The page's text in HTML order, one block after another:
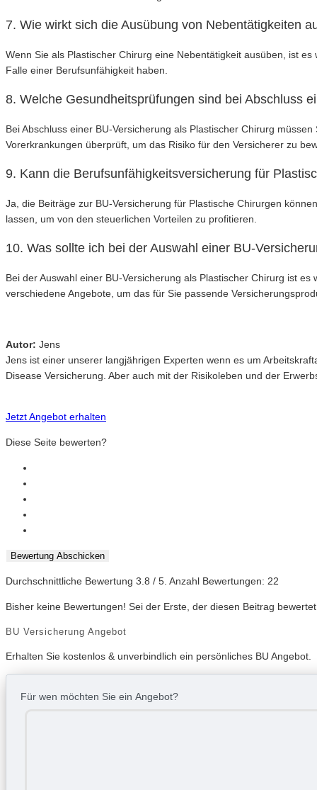
7. Wie wirkt sich die Ausübung von Nebentätigkeiten
Wenn Sie als Plastischer Chirurg eine Nebentätigkeit ausüben, ist
Falle einer Berufsunfähigkeit haben.
8. Welche Gesundheitsprüfungen sind bei Abschluss
Bei Abschluss einer BU-Versicherung als Plastischer Chirurg
Vorerkrankungen überprüft, um das Risiko für den Versicherer zu
9. Kann die Berufsunfähigkeitsversicherung für
Ja, die Beiträge zur BU-Versicherung für Plastische Chirurgen
lassen, um von den steuerlichen Vorteilen zu profitieren.
10. Was sollte ich bei der Auswahl einer BU-
Bei der Auswahl einer BU-Versicherung als Plastischer Chirurg ist
verschiedene Angebote, um das für Sie passende
Autor: Jens
Jens ist einer unserer langjährigen Experten wenn es um
Disease Versicherung. Aber auch mit der Risikoleben und der
Jetzt Angebot erhalten
Diese Seite bewerten?
Bewertung Abschicken
Durchschnittliche Bewertung 3.8 / 5. Anzahl Bewertungen: 22
Bisher keine Bewertungen! Sei der Erste, der diesen Beitrag
BU Versicherung Angebot
Erhalten Sie kostenlos & unverbindlich ein persönliches BU Angebot.
Für wen möchten Sie ein Angebot?